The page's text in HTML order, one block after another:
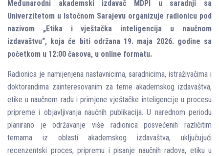
Međunarodni akademski izdavač MDPI u saradnji sa
Univerzitetom u Istočnom Sarajevu organizuje radionicu pod
nazivom „Etika i vještačka inteligencija u naučnom
izdavaštvu“, koja će biti održana 19. maja 2026. godine sa
početkom u 12:00 časova, u online formatu.
Radionica je namijenjena nastavnicima, saradnicima, istraživačima i
doktorandima zainteresovanim za teme akademskog izdavaštva,
etike u naučnom radu i primjene vještačke inteligencije u procesu
pripreme i objavljivanja naučnih publikacija. U narednom periodu
planirano je održavanje više radionica posvećenih različitim
temama iz oblasti akademskog izdavaštva, uključujući
recenzentski proces, pripremu i pisanje naučnih radova, etiku u